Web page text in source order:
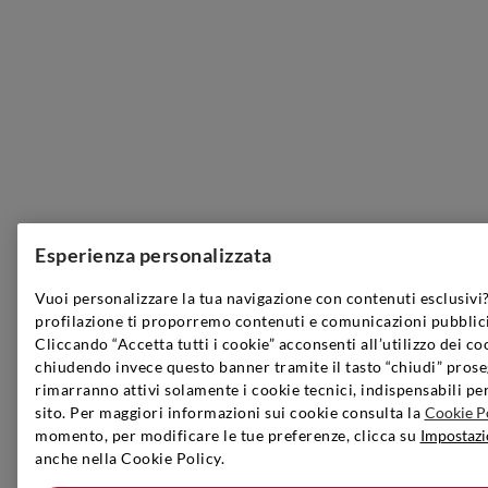
Esperienza personalizzata
Vuoi personalizzare la tua navigazione con contenuti
profilazione ti proporremo contenuti e comunicazioni
Cliccando “Accetta tutti i cookie” acconsenti all’utilizzo dei
chiudendo invece questo banner tramite il tasto “chiudi”
rimarranno attivi solamente i cookie tecnici, indispensabili
sito. Per maggiori informazioni sui cookie consulta la Cookie
momento, per modificare le tue preferenze, clicca su
anche nella Cookie Policy.